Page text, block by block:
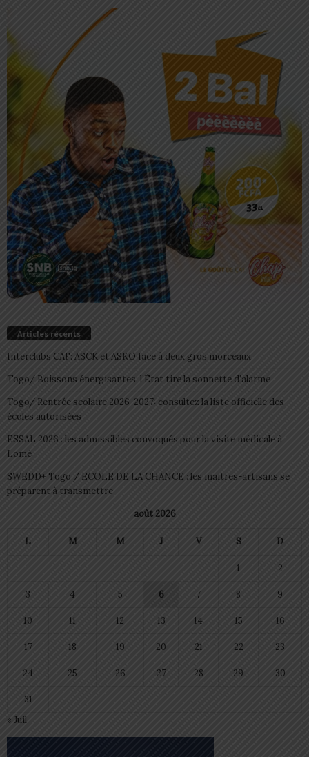
Articles récents
Interclubs CAF: ASCK et ASKO face à deux gros morceaux
Togo/ Boissons énergisantes: l’État tire la sonnette d’alarme
Togo/ Rentrée scolaire 2026-2027: consultez la liste officielle des
écoles autorisées
ESSAL 2026 : les admissibles convoqués pour la visite médicale à
Lomé
SWEDD+ Togo / ECOLE DE LA CHANCE : les maitres-artisans se
préparent à transmettre
août 2026
L M M J V S D
1 2
3 4 5 6 7 8 9
10 11 12 13 14 15 16
17 18 19 20 21 22 23
24 25 26 27 28 29 30
31
« Juil